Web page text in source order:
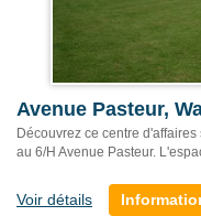
Avenue Pasteur,
Découvrez ce centre
au 6/H Avenue Pasteur.
Voir détails